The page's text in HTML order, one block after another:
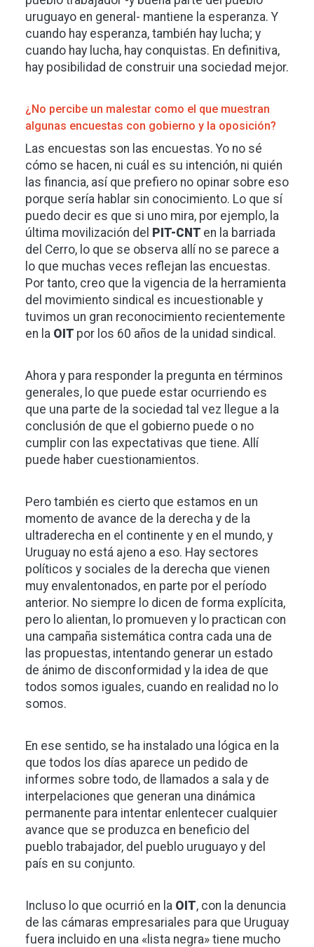
uruguayo en general- mantiene la esperanza. Y
cuando hay esperanza, también hay lucha; y
cuando hay lucha, hay conquistas. En definitiva,
hay posibilidad de construir una sociedad mejor.
¿No percibe un malestar como el que muestran
algunas encuestas con gobierno y la oposición?
Las encuestas son las encuestas. Yo no sé
cómo se hacen, ni cuál es su intención, ni quién
las financia, así que prefiero no opinar sobre eso
porque sería hablar sin conocimiento. Lo que sí
puedo decir es que si uno mira, por ejemplo, la
última movilización del PIT-CNT en la barriada
del Cerro, lo que se observa allí no se parece a
lo que muchas veces reflejan las encuestas.
Por tanto, creo que la vigencia de la herramienta
del movimiento sindical es incuestionable y
tuvimos un gran reconocimiento recientemente
en la OIT por los 60 años de la unidad sindical.
Ahora y para responder la pregunta en términos
generales, lo que puede estar ocurriendo es
que una parte de la sociedad tal vez llegue a la
conclusión de que el gobierno puede o no
cumplir con las expectativas que tiene. Allí
puede haber cuestionamientos.
Pero también es cierto que estamos en un
momento de avance de la derecha y de la
ultraderecha en el continente y en el mundo, y
Uruguay no está ajeno a eso. Hay sectores
políticos y sociales de la derecha que vienen
muy envalentonados, en parte por el período
anterior. No siempre lo dicen de forma explícita,
pero lo alientan, lo promueven y lo practican con
una campaña sistemática contra cada una de
las propuestas, intentando generar un estado
de ánimo de disconformidad y la idea de que
todos somos iguales, cuando en realidad no lo
somos.
En ese sentido, se ha instalado una lógica en la
que todos los días aparece un pedido de
informes sobre todo, de llamados a sala y de
interpelaciones que generan una dinámica
permanente para intentar enlentecer cualquier
avance que se produzca en beneficio del
pueblo trabajador, del pueblo uruguayo y del
país en su conjunto.
Incluso lo que ocurrió en la OIT, con la denuncia
de las cámaras empresariales para que Uruguay
fuera incluido en una «lista negra» tiene mucho